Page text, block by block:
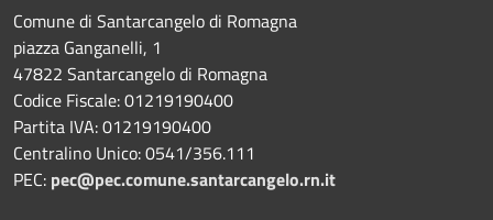
Comune di Santarcangelo di Romagna
piazza Ganganelli, 1
47822 Santarcangelo di Romagna
Codice Fiscale: 01219190400
Partita IVA: 01219190400
Centralino Unico: 0541/356.111
PEC: pec@pec.comune.santarcangelo.rn.it